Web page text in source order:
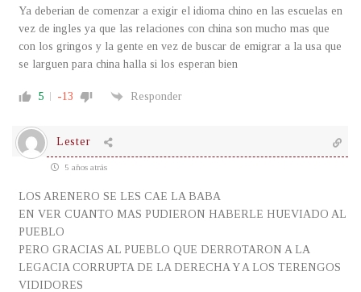
Ya deberian de comenzar a exigir el idioma chino en las escuelas en
vez de ingles ya que las relaciones con china son mucho mas que
con los gringos y la gente en vez de buscar de emigrar a la usa que
se larguen para china halla si los esperan bien
5 -13 Responder
Lester
5 años atrás
LOS ARENERO SE LES CAE LA BABA
EN VER CUANTO MAS PUDIERON HABERLE HUEVIADO AL
PUEBLO
PERO GRACIAS AL PUEBLO QUE DERROTARON A LA
LEGACIA CORRUPTA DE LA DERECHA Y A LOS TERENGOS
VIDIDORES